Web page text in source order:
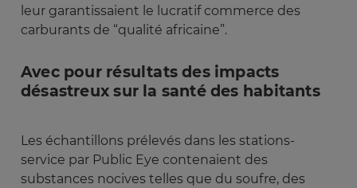
leur garantissaient le lucratif commerce des
carburants de “qualité africaine”.
Avec pour résultats des impacts
désastreux sur la santé des habitants
Les échantillons prélevés dans les stations-
service par Public Eye contenaient des
substances nocives telles que du soufre, des